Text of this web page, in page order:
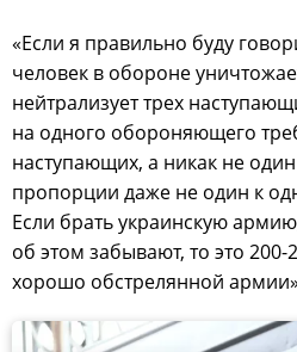
«Если я правильно буду
человек в обороне
нейтрализует трех
на одного обороняющего
наступающих, а никак не
пропорции даже не один к
Если брать украинскую
об этом забывают, то это 200-
хорошо обстрелянной